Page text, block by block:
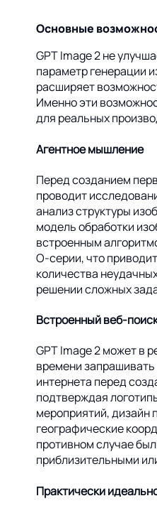
Основные
GPT Image 2 не
параметр генерации
расширяет
Именно эти
для реальных
Агентное мышление
Перед созданием
проводит
анализ структуры
модель обработки
встроенным
O-серии, что
количества
решении сложных
Встроенный веб-
GPT Image 2 может в
времени
интернета перед
подтверждая
мероприятий, дизайн
географические
противном случае
приблизительными
Практически